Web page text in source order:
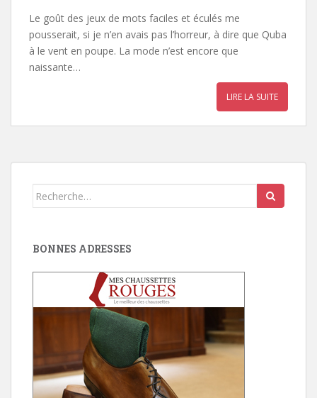
Le goût des jeux de mots faciles et éculés me
pousserait, si je n’en avais pas l’horreur, à dire que Quba
à le vent en poupe. La mode n’est encore que
naissante…
LIRE LA SUITE
Search
BONNES ADRESSES